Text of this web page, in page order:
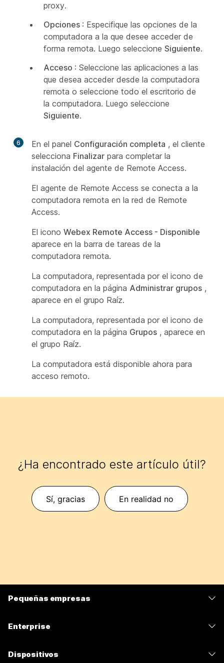
proxy.
Opciones : Especifique las opciones de la
computadora a la que desee acceder de
forma remota. Luego seleccione Siguiente.
Acceso : Seleccione las aplicaciones a las
que desea acceder desde la computadora
remota o seleccione todo el escritorio de
la computadora. Luego seleccione
Siguiente.
6 En el panel Configuración completa , el cliente
selecciona Finalizar para completar la
instalación del agente de Remote Access.
El agente de Remote Access se conecta a la
computadora remota en la red de Remote
Access.
El icono Webex Remote Access - Disponible
aparece en la barra de tareas de la
computadora remota.
La computadora, representada por el icono de
computadora en la página Administrar grupos ,
aparece en el grupo Raíz.
La computadora, representada por el icono de
computadora en la página Grupos , aparece en
el grupo Raíz.
La computadora está disponible ahora para
acceso remoto.
¿Ha encontrado este artículo útil?
Sí, gracias En realidad no
Pequeñas empresas
Enterprise
Dispositivos